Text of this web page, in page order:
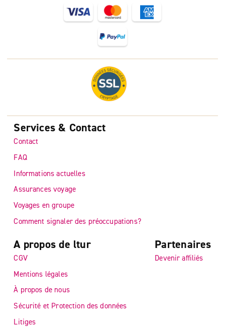
Services & Contact
Contact
FAQ
Informations actuelles
Assurances voyage
Voyages en groupe
Comment signaler des préoccupations?
A propos de ltur
CGV
Mentions légales
À propos de nous
Sécurité et Protection des données
Litiges
Partenaires
Devenir affiliés